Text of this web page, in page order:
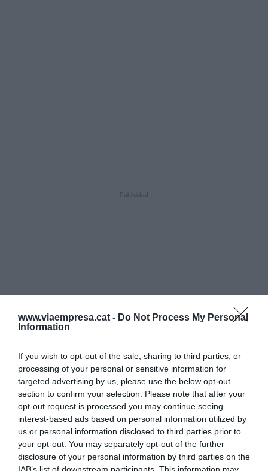
www.viaempresa.cat - Do Not Process My Personal
Information
If you wish to opt-out of the sale, sharing to third parties, or
processing of your personal or sensitive information for
targeted advertising by us, please use the below opt-out
section to confirm your selection. Please note that after your
opt-out request is processed you may continue seeing
interest-based ads based on personal information utilized by
us or personal information disclosed to third parties prior to
your opt-out. You may separately opt-out of the further
disclosure of your personal information by third parties on the